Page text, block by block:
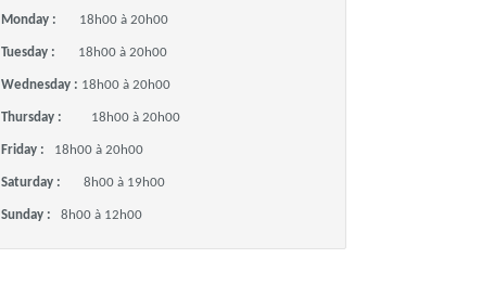
Monday : 18h00 à 20h00
Tuesday : 18h00 à 20h00
Wednesday : 18h00 à 20h00
Thursday : 18h00 à 20h00
Friday : 18h00 à 20h00
Saturday : 8h00 à 19h00
Sunday : 8h00 à 12h00